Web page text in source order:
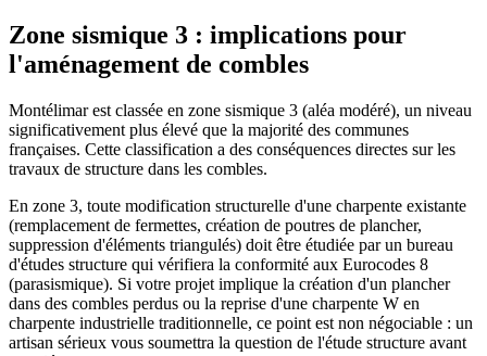
Zone sismique 3 : implications pour
l'aménagement de combles
Montélimar est classée en zone sismique 3 (aléa modéré), un niveau
significativement plus élevé que la majorité des communes
françaises. Cette classification a des conséquences directes sur les
travaux de structure dans les combles.
En zone 3, toute modification structurelle d'une charpente existante
(remplacement de fermettes, création de poutres de plancher,
suppression d'éléments triangulés) doit être étudiée par un bureau
d'études structure qui vérifiera la conformité aux Eurocodes 8
(parasismique). Si votre projet implique la création d'un plancher
dans des combles perdus ou la reprise d'une charpente W en
charpente industrielle traditionnelle, ce point est non négociable : un
artisan sérieux vous soumettra la question de l'étude structure avant